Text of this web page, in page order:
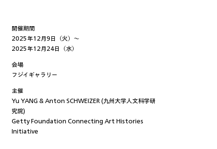
開催期間
2025年12月9日（火）〜
2025年12月24日（水）
会場
フジイギャラリー
主催
Yu YANG & Anton SCHWEIZER (九州大学人文科学研
究院)
Getty Foundation Connecting Art Histories
Initiative